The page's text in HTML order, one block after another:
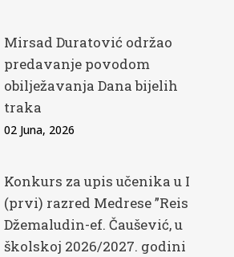
Mirsad Duratović održao
predavanje povodom
obilježavanja Dana bijelih
traka
02 Juna, 2026
Konkurs za upis učenika u I
(prvi) razred Medrese ”Reis
Džemaludin-ef. Čaušević, u
školskoj 2026/2027. godini